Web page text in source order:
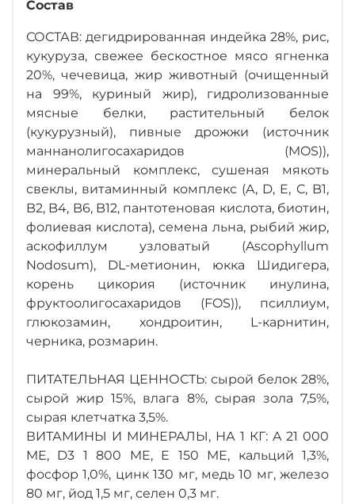
Состав
СОСТАВ: дегидрированная индейка 28%, рис,
кукуруза, свежее бескостное мясо ягненка
20%, чечевица, жир животный (очищенный
на 99%, куриный жир), гидролизованные
мясные белки, растительный белок
(кукурузный), пивные дрожжи (источник
маннанолигосахаридов (MOS)),
минеральный комплекс, сушеная мякоть
свеклы, витаминный комплекс (A, D, E, C, B1,
B2, B4, B6, B12, пантотеновая кислота, биотин,
фолиевая кислота), семена льна, рыбий жир,
аскофиллум узловатый (Ascophyllum
Nodosum), DL-метионин, юкка Шидигера,
корень цикория (источник инулина,
фруктоолигосахаридов (FOS)), псиллиум,
глюкозамин, хондроитин, L-карнитин,
черника, розмарин.
ПИТАТЕЛЬНАЯ ЦЕННОСТЬ: сырой белок 28%,
сырой жир 15%, влага 8%, сырая зола 7,5%,
сырая клетчатка 3,5%.
ВИТАМИНЫ И МИНЕРАЛЫ, НА 1 КГ: A 21 000
ME, D3 1 800 ME, E 150 МЕ, кальций 1,3%,
фосфор 1,0%, цинк 130 мг, медь 10 мг, железо
80 мг, йод 1,5 мг, селен 0,3 мг.